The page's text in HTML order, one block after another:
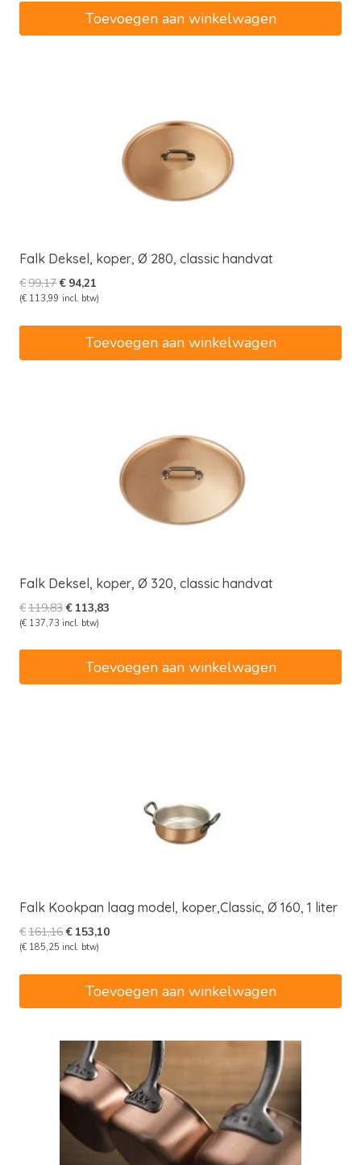
€78,51.Toevoegen aan winkelwagen
Falk Deksel, koper, Ø 280, classic handvat
€99,17Oorspronkelijke
prijs
€99,17.
€ 94,21
prijs
(€ 113,99 incl. btw)
Toevoegen aan winkelwagen
Falk Deksel, koper, Ø 320, classic handvat
€119,83Oorspronkelijke
prijs
€ 113,83
(€ 137,73 incl. btw)
Toevoegen aan winkelwagen
Falk Kookpan laag model, koper,Classic, Ø 160, 1 liter
€161,16Oorspronkelijke
prijs
€161,16.
€ 153,10Huidige
(€ 185,25 incl. btw)
Toevoegen aan winkelwagen